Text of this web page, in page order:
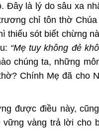
Đây là lý do sâu xa
chỉ tôn thờ
thiếu sót biết chừng
“Mẹ tuy không đẻ
chúng ta, những
Chính Mẹ đã cho
được điều này,
vững vàng trả lời cho